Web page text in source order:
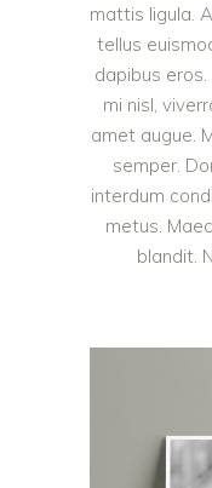
mattis ligula.
tellus
dapibus eros.
mi nisl,
amet augue.
semper.
interdum
metus.
blandit.